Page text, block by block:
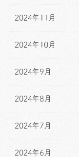
2024年11月
2024年10月
2024年9月
2024年8月
2024年7月
2024年6月